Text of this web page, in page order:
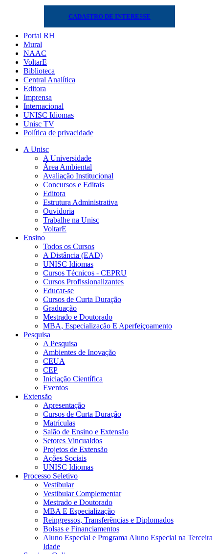
CADASTRO DE INTERESSE
Portal RH
Mural
NAAC
VoltarE
Biblioteca
Central Analítica
Editora
Imprensa
Internacional
UNISC Idiomas
Unisc TV
Política de privacidade
A Unisc
A Universidade
Área Ambiental
Avaliação Institucional
Concursos e Editais
Editora
Estrutura Administrativa
Ouvidoria
Trabalhe na Unisc
VoltarE
Ensino
Todos os Cursos
A Distância (EAD)
UNISC Idiomas
Cursos Técnicos - CEPRU
Cursos Profissionalizantes
Educar-se
Cursos de Curta Duração
Graduação
Mestrado e Doutorado
MBA, Especialização E Aperfeiçoamento
Pesquisa
A Pesquisa
Ambientes de Inovação
CEUA
CEP
Iniciação Científica
Eventos
Extensão
Apresentação
Cursos de Curta Duração
Matrículas
Salão de Ensino e Extensão
Setores Vincualdos
Projetos de Extensão
Ações Sociais
UNISC Idiomas
Processo Seletivo
Vestibular
Vestibular Complementar
Mestrado e Doutorado
MBA E Especialização
Reingressos, Transferências e Diplomados
Bolsas e Financiamentos
Aluno Especial e Programa Aluno Especial na Terceira
Idade